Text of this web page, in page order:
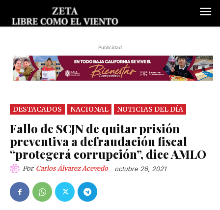
Publicidad
DESTACADOS NACIONAL NOTICIAS DEL DÍA
Fallo de SCJN de quitar prisión
preventiva a defraudación fiscal
“protegerá corrupción”, dice AMLO
Por Carlos Álvarez Acevedo octubre 26, 2021